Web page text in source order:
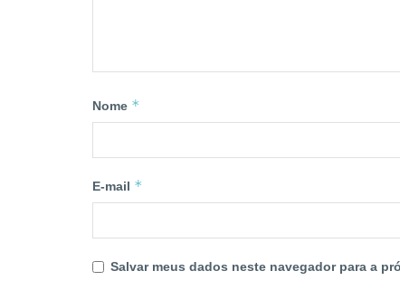
Nome *
E-mail *
Salvar meus dados neste navegador para a